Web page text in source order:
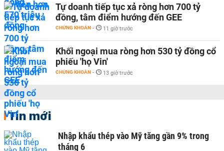
Tự doanh tiếp tục xả ròng hơn 700 tỷ
đồng, tâm điểm hướng đến GEE
CHỨNG KHOÁN - 11 giờ trước
Khối ngoại mua ròng hơn 530 tỷ đồng cổ
phiếu 'họ Vin'
CHỨNG KHOÁN - 13 giờ trước
Tin mới
Nhập khẩu thép vào Mỹ tăng gần 9% trong
tháng 6